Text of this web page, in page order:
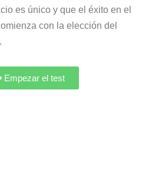
es único y que el éxito en el
con la elección del
Empezar el test